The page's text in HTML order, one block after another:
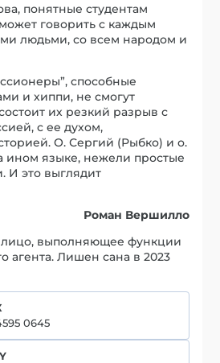
понятные студентам
говорить с каждым
людьми, со всем народом и
способные
и хиппи, не смогут
их резкий разрыв с
с ее духом,
О. Сергий (Рыбко) и о.
ином языке, нежели простые
И это выглядит
Роман Вершилло
выполняющее функции
агента. Лишен сана в 2023
0645